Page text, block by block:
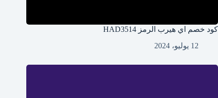
كود خصم اي هيرب الرمز HAD3514
12 يوليو، 2024